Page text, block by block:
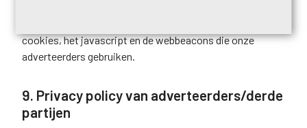
cookies, het javascript en de webbeacons die onze
adverteerders gebruiken.
9. Privacy policy van adverteerders/derde
partijen